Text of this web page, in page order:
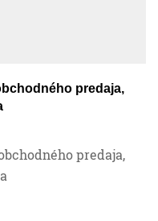
predaja,
predaja,